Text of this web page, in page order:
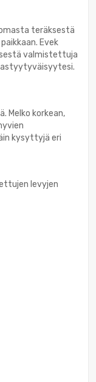
teräksestä
Evek
valmistettuja
Melko korkean,
kysyttyjä eri
levyjen